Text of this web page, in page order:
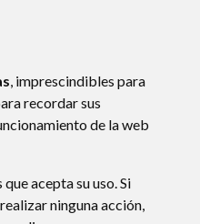
, imprescindibles para
recordar sus
de la web
acepta su uso. Si
ninguna acción,